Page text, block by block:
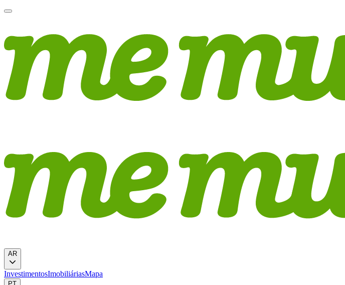
AR
InvestimentosImobiliáriasMapa